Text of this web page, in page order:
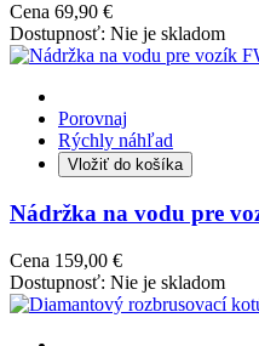
Cena 69,90 €
Dostupnosť: Nie je skladom
Porovnaj
Rýchly náhľad
Vložiť do košíka
Nádržka na vodu pre
Cena 159,00 €
Dostupnosť: Nie je skladom